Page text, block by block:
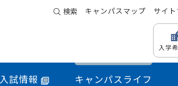
検索 キャンパスマップ サイ
入学
入試情報 キャンパスライフ